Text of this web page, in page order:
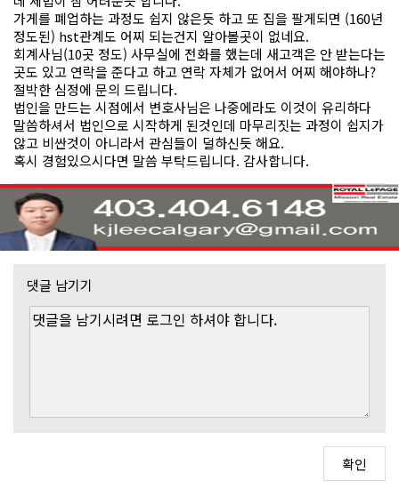
가게를 폐업하는 과정도 쉽지 않은듯 하고 또 집을 팔게되면 (160년
정도된) hst관계도 어찌 되는건지 알아볼곳이 없네요.
회계사님(10곳 정도) 사무실에 전화를 했는데 새고객은 안 받는다는
곳도 있고 연락을 준다고 하고 연락 자체가 없어서 어찌 해야하나?
절박한 심정에 문의 드립니다.
법인을 만드는 시점에서 변호사님은 나중에라도 이것이 유리하다
말씀하셔서 법인으로 시작하게 된것인데 마무리짓는 과정이 쉽지가
않고 비싼것이 아니라서 관심들이 덜하신듯 해요.
혹시 경험있으시다면 말씀 부탁드립니다. 감사합니다.
댓글 남기기